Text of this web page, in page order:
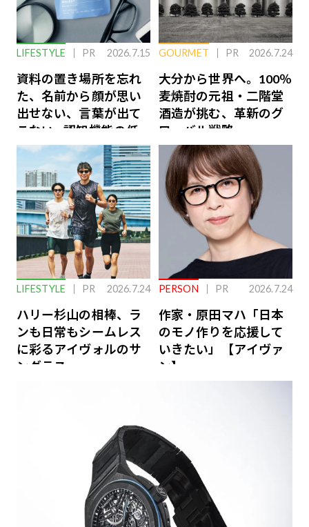
LIFESTYLE PR 2026.7.15
資料の置き場所を忘れ
た、名前から顔が思い
出せない、言葉が出て
こない…認知機能の低
下を救う、脳のインナ
ーケアとは
GOURMET PR 2026.7.24
大分から世界へ。100％
麦焼酎の元祖・二階堂
酒造が挑む、革新のグ
ローバル戦略
LIFESTYLE PR 2026.7.24
ハリー杉山の相棒、ラ
ンも日常もシームレス
に彩るアイヴォルのサ
ングラス
PERSON PR 2026.7.24
作家・原田マハ「日本
のモノ作りを応援して
いきたい」【アイヴァ
ン】